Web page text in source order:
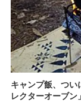
キャンプ飯、つ
レクターオーブン